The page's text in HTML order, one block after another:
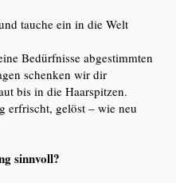
tauche ein in die Welt
Bedürfnisse abgestimmten
schenken wir dir
bis in die Haarspitzen.
erfrischt, gelöst – wie neu
sinnvoll?